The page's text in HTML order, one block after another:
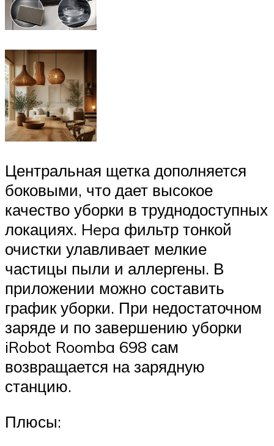
Центральная щетка дополняется
боковыми, что дает высокое
качество уборки в труднодоступных
локациях. Hepa фильтр тонкой
очистки улавливает мелкие
частицы пыли и аллергены. В
приложении можно составить
график уборки. При недостаточном
заряде и по завершению уборки
iRobot Roomba 698 сам
возвращается на зарядную
станцию.
Плюсы: